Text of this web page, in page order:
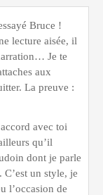
Bruce !
lecture aisée, il
Je te
aux
La preuve :
avec toi
qu’il
dont je parle
un style, je
l’occasion de